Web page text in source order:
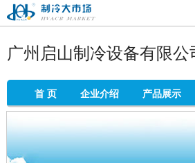
制冷大市场
广州启山制冷设备有限公
首 页 企业介绍 产品展示